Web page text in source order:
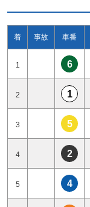
着 事故 車番
1 6
2 1
3 5
4 2
5 4